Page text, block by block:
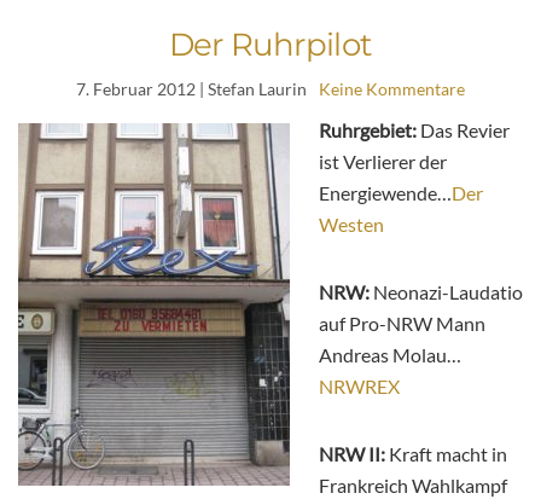
Der Ruhrpilot
7. Februar 2012 | Stefan Laurin Keine Kommentare
Ruhrgebiet: Das Revier
ist Verlierer der
Energiewende…Der
Westen
NRW: Neonazi-Laudatio
auf Pro-NRW Mann
Andreas Molau…
NRWREX
NRW II: Kraft macht in
Frankreich Wahlkampf